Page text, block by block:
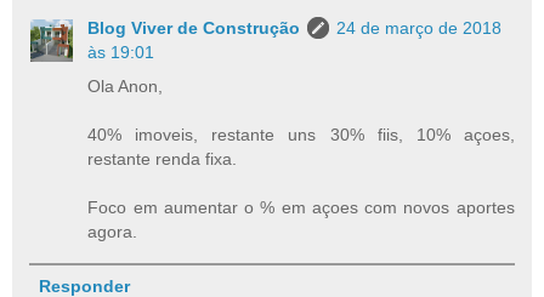
Blog Viver de Construção
24 de março de 2018
às 19:01
Ola Anon,
40% imoveis, restante uns 30% fiis, 10% açoes,
restante renda fixa.
Foco em aumentar o % em açoes com novos aportes
agora.
Responder